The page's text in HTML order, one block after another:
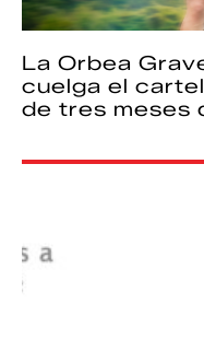
La Orbea
cuelga el
de tres meses